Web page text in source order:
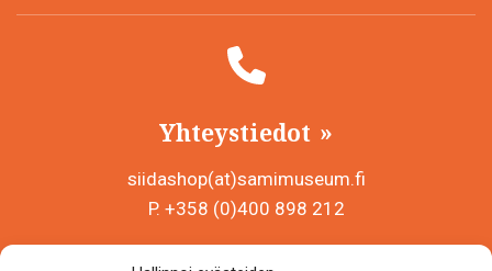
Yhteystiedot
siidashop(at)samimuseum.fi
P. +358 (0)400 898 212